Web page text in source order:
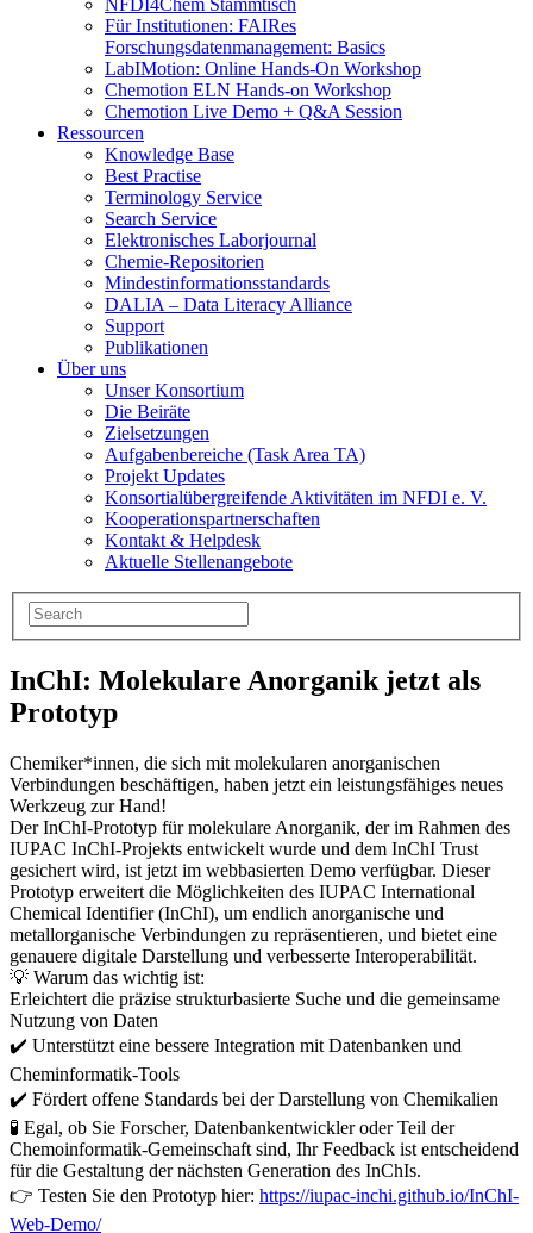
NFDI4Chem Stammtisch
Für Institutionen: FAIRes
Forschungsdatenmanagement: Basics
LabIMotion: Online Hands-On Workshop
Chemotion ELN Hands-on Workshop
Chemotion Live Demo + Q&A Session
Ressourcen
Knowledge Base
Best Practise
Terminology Service
Search Service
Elektronisches Laborjournal
Chemie-Repositorien
Mindestinformationsstandards
DALIA – Data Literacy Alliance
Support
Publikationen
Über uns
Unser Konsortium
Die Beiräte
Zielsetzungen
Aufgabenbereiche (Task Area TA)
Projekt Updates
Konsortialübergreifende Aktivitäten im NFDI e. V.
Kooperationspartnerschaften
Kontakt & Helpdesk
Aktuelle Stellenangebote
InChI: Molekulare Anorganik jetzt als
Prototyp
Chemiker*innen, die sich mit molekularen anorganischen
Verbindungen beschäftigen, haben jetzt ein leistungsfähiges neues
Werkzeug zur Hand!
Der InChI-Prototyp für molekulare Anorganik, der im Rahmen des
IUPAC InChI-Projekts entwickelt wurde und dem InChI Trust
gesichert wird, ist jetzt im webbasierten Demo verfügbar. Dieser
Prototyp erweitert die Möglichkeiten des IUPAC International
Chemical Identifier (InChI), um endlich anorganische und
metallorganische Verbindungen zu repräsentieren, und bietet eine
genauere digitale Darstellung und verbesserte Interoperabilität.
💡 Warum das wichtig ist:
Erleichtert die präzise strukturbasierte Suche und die gemeinsame
Nutzung von Daten
✔️ Unterstützt eine bessere Integration mit Datenbanken und
Cheminformatik-Tools
✔️ Fördert offene Standards bei der Darstellung von Chemikalien
🧪 Egal, ob Sie Forscher, Datenbankentwickler oder Teil der
Chemoinformatik-Gemeinschaft sind, Ihr Feedback ist entscheidend
für die Gestaltung der nächsten Generation des InChIs.
👉 Testen Sie den Prototyp hier: https://iupac-inchi.github.io/InChI-
Web-Demo/